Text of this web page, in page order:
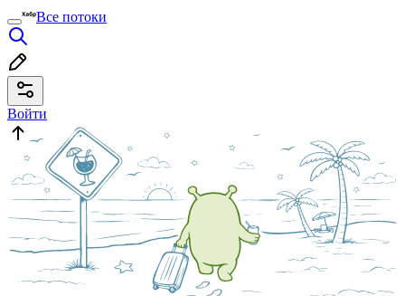
Все потоки
Войти